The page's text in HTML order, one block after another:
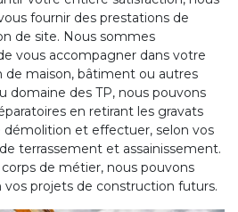
fournir des prestations de
de site. Nous sommes
vous accompagner dans votre
maison, bâtiment ou autres
domaine des TP, nous pouvons
en retirant les gravats
démolition et effectuer, selon vos
terrassement et assainissement.
de métier, nous pouvons
projets de construction futurs.